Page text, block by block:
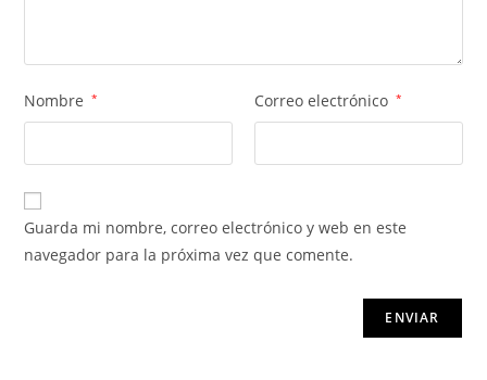
Nombre * Correo electrónico *
Guarda mi nombre, correo electrónico y web en este
navegador para la próxima vez que comente.